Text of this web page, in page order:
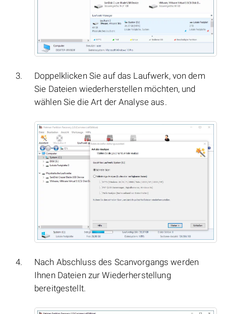
Doppelklicken Sie auf das Laufwerk, von dem
Sie Dateien wiederherstellen möchten, und
wählen Sie die Art der Analyse aus.
Nach Abschluss des Scanvorgangs werden
Ihnen Dateien zur Wiederherstellung
bereitgestellt.